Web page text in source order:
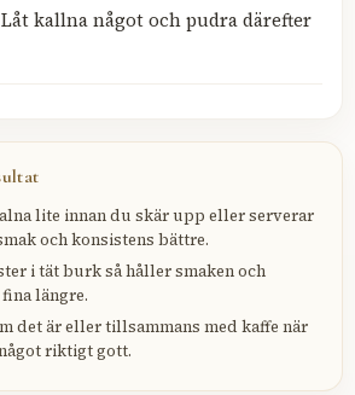
kallna något och pudra därefter
lite innan du skär upp eller serverar
och konsistens bättre.
i tät burk så håller smaken och
längre.
det är eller tillsammans med kaffe när
riktigt gott.